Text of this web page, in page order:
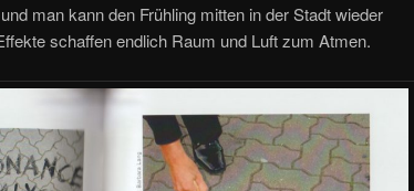
man kann den Frühling mitten in der Stadt wieder
schaffen endlich Raum und Luft zum Atmen.